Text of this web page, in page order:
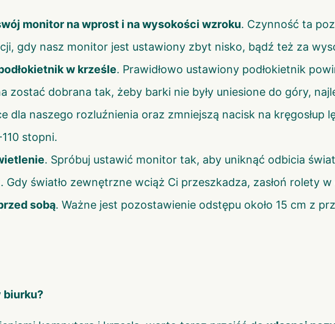
monitor na wprost i na wysokości wzroku. Czynność ta
gdy nasz monitor jest ustawiony zbyt nisko, bądź też za
w krześle. Prawidłowo ustawiony podłokietnik
zostać dobrana tak, żeby barki nie były uniesione do góry,
dla naszego rozluźnienia oraz zmniejszą nacisk na kręgosłup
stopni.
. Spróbuj ustawić monitor tak, aby uniknąć odbicia
światło zewnętrzne wciąż Ci przeszkadza, zasłoń rolety
sobą. Ważne jest pozostawienie odstępu około 15 cm z
biurku?